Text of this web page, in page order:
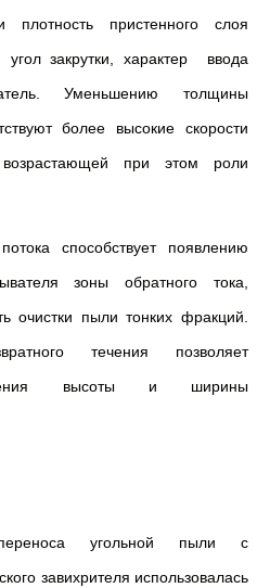
пристенного слоя
угол закрутки, характер ввода
Уменьшению толщины
более высокие скорости
при этом роли
способствует появлению
зоны обратного тока,
очистки пыли тонких фракций.
течения позволяет
высоты и ширины
угольной пыли с
завихрителя использовалась